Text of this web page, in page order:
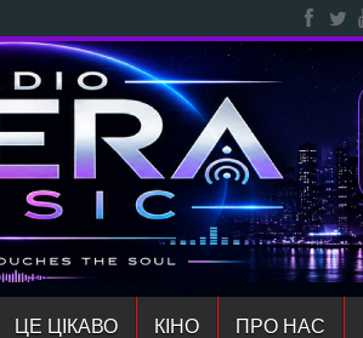
ЦЕ ЦІКАВО КІНО ПРО НАС